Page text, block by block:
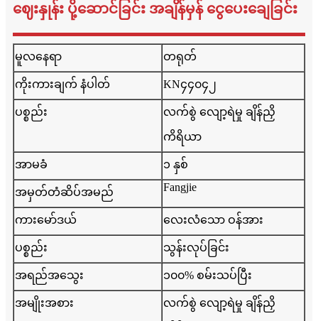
ဈေးနှုန်း ပို့ဆောင်ခြင်း အချိန်မှန် ငွေပေးချေခြင်း
မူလနေရာ တရုတ်
ကိုးကားချက် နံပါတ် KN၄၄၀၄၂
ပစ္စည်း လက်စွဲ လျော့ရဲမှု ချိန်ညှိ
ကိရိယာ
အာမခံ ၁ နှစ်
အမှတ်တံဆိပ်အမည် Fangjie
ကားမော်ဒယ် လေးလံသော ဝန်အား
ပစ္စည်း သွန်းလုပ်ခြင်း
အရည်အသွေး ၁၀၀% စမ်းသပ်ပြီး
အမျိုးအစား လက်စွဲ လျော့ရဲမှု ချိန်ညှိ